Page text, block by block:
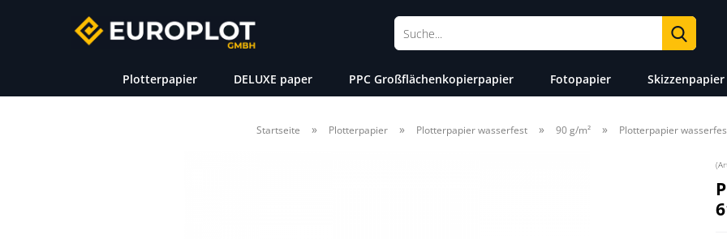
Plotterpapier DELUXE paper PPC Großflächenkopierpapier Fotopapier Skizzenpapier
Startseite » Plotterpapier » Plotterpapier wasserfest » 90 g/m² » Plotterpapier